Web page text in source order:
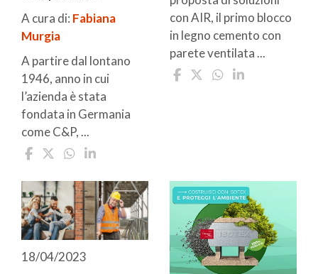
A cura di: Fabiana
Murgia
A partire dal lontano
1946, anno in cui
l’azienda è stata
fondata in Germania
come C&P, ...
con AIR, il primo blocco
in legno cemento con
parete ventilata ...
18/04/2023